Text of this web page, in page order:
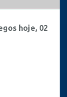
hoje, 02